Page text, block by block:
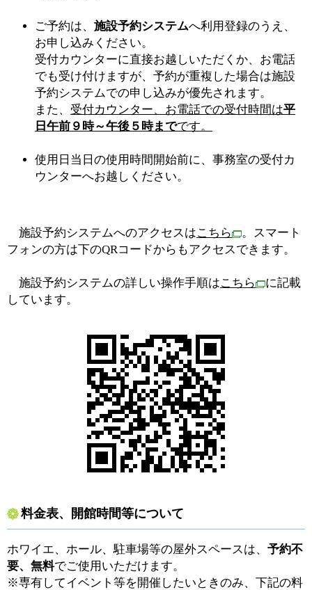
ご予約は、 施設予約システムへ利用登録のうえ、
お申し込みください。
受付カウンターに直接お越しいただくか、お電話
でも受け付けますが、予約が重複した場合は施設
予約システムでの申し込みが優先されます。
また、 受付カウンター、お電話での受付時間は平
日午前９時～午後５時までです。
使用日当日の使用時間開始前に、事務室の受付カ
ウンターへお越しください。
施設予約システムへのアクセスはこちら
。スマート
フォンの方は下のQRコードからもアクセスできます。
施設予約システムの詳しい操作手順はこちら
に記載
しています。
料金表、開館時間等について
ホワイエ、ホール、駐車場等の屋外スペースは、 予約不
要、無料でご使用いただけます。
※専有してイベント等を開催したいときのみ、下記の料